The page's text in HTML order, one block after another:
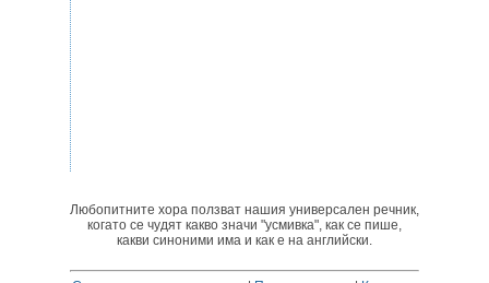
Любопитните хора ползват нашия универсален речник,
когато се чудят какво значи "усмивка", как се пише,
какви синоними има и как е на английски.